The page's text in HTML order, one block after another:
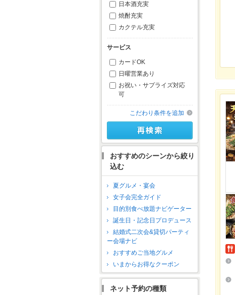
日本酒充実
焼酎充実
カクテル充実
サービス
カードOK
日曜営業あり
お祝い・サプライズ対応
可
こだわり条件を追加
おすすめのシーンから絞り
込む
夏グルメ・宴会
女子会完全ガイド
目的別食べ放題ナビゲーター
誕生日・記念日プロデュース
結婚式二次会&貸切パーティ
ー会場ナビ
おすすめご当地グルメ
いまからお得なクーポン
ネット予約の種類